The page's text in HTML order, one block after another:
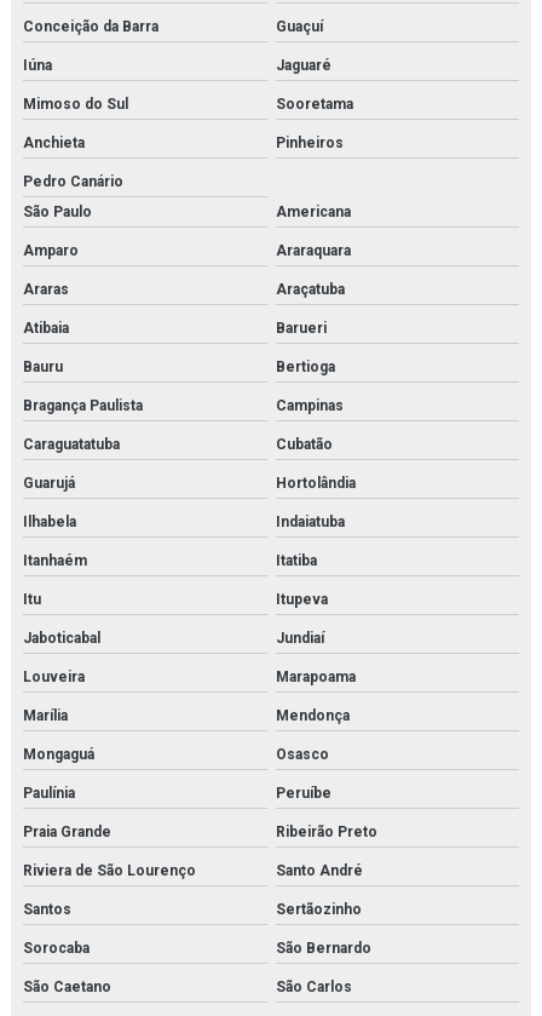
Hankison
Heater exchanger
High pressure piston pump
Hiross
Imi buschjost
Imi maxseal
Imi norgren
Inspeção e adequação à norma nr13
Inspeção de caldeiras
Inspeção de caldeiras em rio de janeiro
Inspeção interna em vasos de pressão
Inspeção de nr13
Inspeção de segurança em vasos de pressão
Inspeção em tubulações
Inspeção de tubulações orçamento
Inspeção de tubulações em rio de janeiro
Conceição da Barra Guaçuí
Iúna Jaguaré
Mimoso do Sul Sooretama
Anchieta Pinheiros
Pedro Canário
São Paulo
Americana
Amparo Araraquara
Araras Araçatuba
Atibaia Barueri
Bauru Bertioga
Bragança Paulista Campinas
Caraguatatuba Cubatão
Guarujá Hortolândia
Ilhabela Indaiatuba
Itanhaém Itatiba
Itu Itupeva
Jaboticabal Jundiaí
Louveira Marapoama
Marília Mendonça
Mongaguá Osasco
Paulínia Peruíbe
Praia Grande Ribeirão Preto
Riviera de São Lourenço Santo André
Santos Sertãozinho
Sorocaba São Bernardo
São Caetano São Carlos